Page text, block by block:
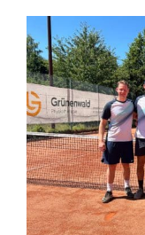
Zeige
grösseres
Bild